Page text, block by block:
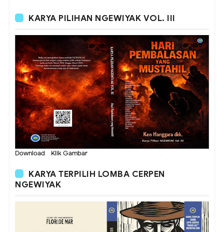
KARYA PILIHAN NGEWIYAK VOL. III
Download - Klik Gambar
KARYA TERPILIH LOMBA CERPEN
NGEWIYAK